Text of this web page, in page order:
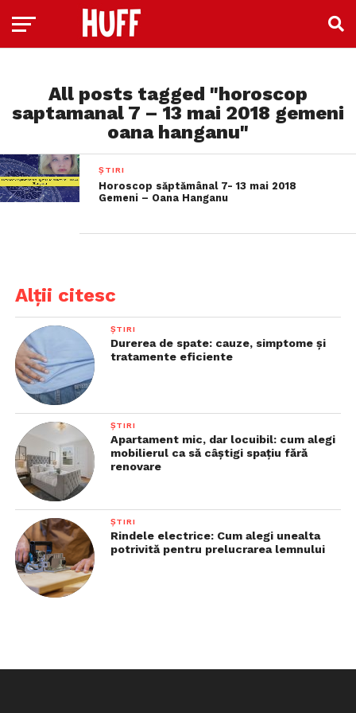
All posts tagged "horoscop
saptamanal 7 – 13 mai 2018 gemeni
oana hanganu"
ȘTIRI
Horoscop săptămânal 7- 13 mai 2018
Gemeni – Oana Hanganu
Alții citesc
ȘTIRI
Durerea de spate: cauze, simptome și
tratamente eficiente
ȘTIRI
Apartament mic, dar locuibil: cum alegi
mobilierul ca să câștigi spațiu fără
renovare
ȘTIRI
Rindele electrice: Cum alegi unealta
potrivită pentru prelucrarea lemnului